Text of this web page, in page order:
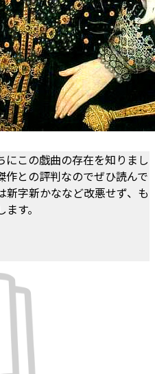
この戯曲の存在を知りまし
作との評判なのでぜひ読んで
字新かななど改悪せず、も
す。